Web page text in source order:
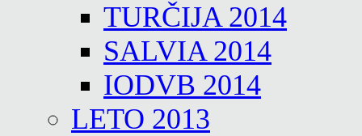
TURČIJA 2014
SALVIA 2014
IODVB 2014
LETO 2013